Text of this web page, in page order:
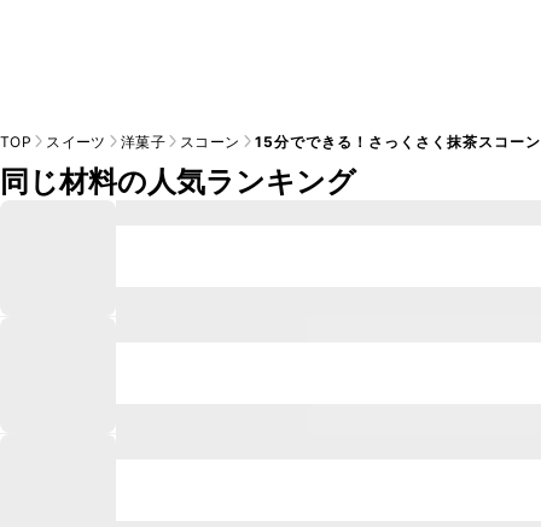
TOP スイーツ 洋菓子 スコーン 15分でできる！さっくさく抹茶スコーン
同じ材料の人気ランキング